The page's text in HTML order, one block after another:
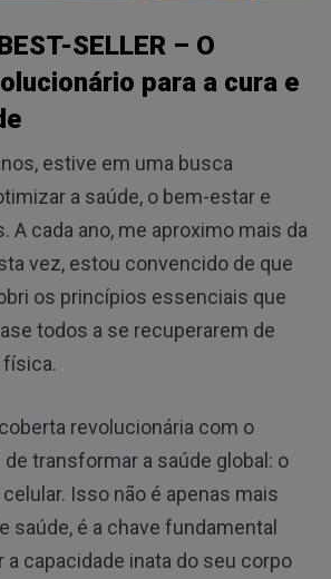
SELLER – O
para a cura e
estive em uma busca
a saúde, o bem-estar e
A cada ano, me aproximo mais da
vez, estou convencido de que
os princípios essenciais que
todos a se recuperarem de
física.
revolucionária com o
transformar a saúde global: o
Isso não é apenas mais
saúde, é a chave fundamental
a capacidade inata do seu corpo